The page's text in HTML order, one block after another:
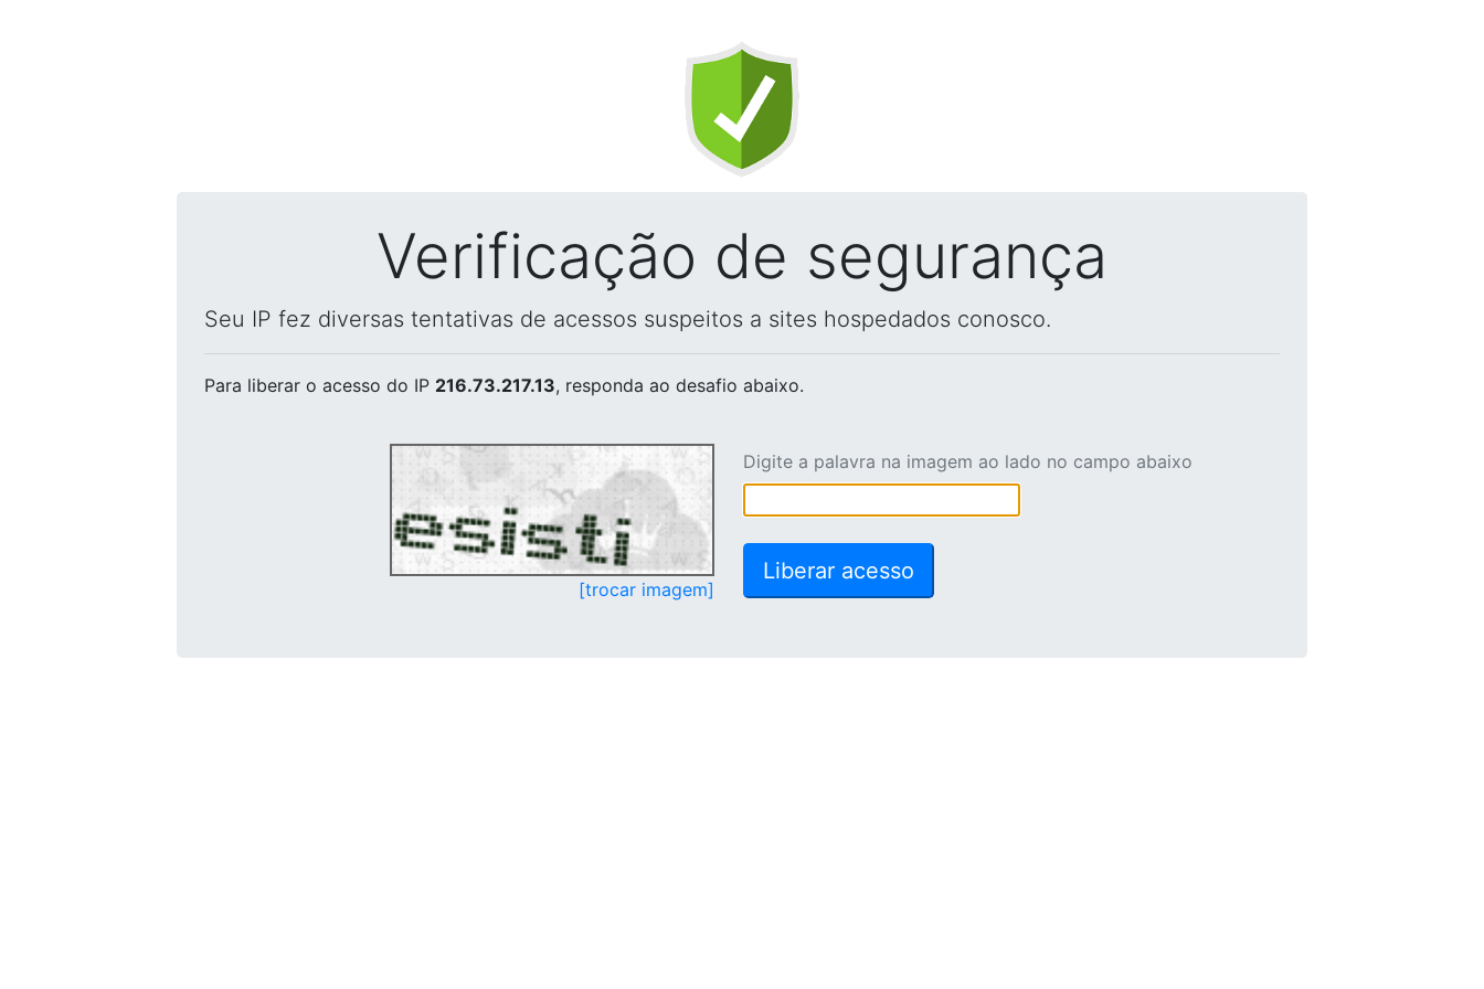
Verificação de segurança
Seu IP fez diversas tentativas de acessos suspeitos a sites hospedados conosco.
Para liberar o acesso do IP 216.73.217.13, responda ao desafio abaixo.
[trocar imagem]
Digite a palavra na imagem ao lado no campo abaixo